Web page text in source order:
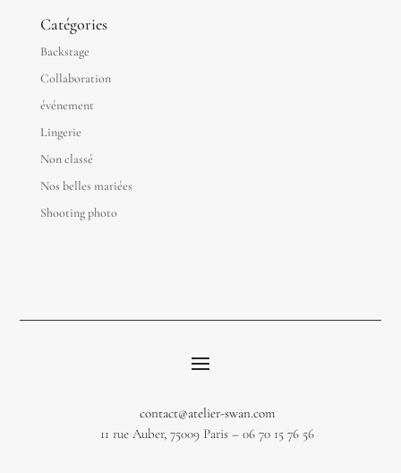
Catégories
Backstage
Collaboration
événement
Lingerie
Non classé
Nos belles mariées
Shooting photo
contact@atelier-swan.com
11 rue Auber, 75009 Paris – 06 70 15 76 56